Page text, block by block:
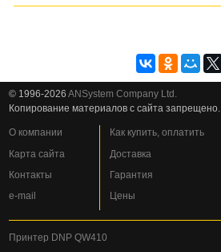
© 1996-2026ANSystem Company Ltd.
Копирование материалов с сайта запрещено.
О компании
Карта сайта
Контакты
e-mail
Как купить, оплатить
Доставка
Гарантия
Цены
Принтер DNP QW410